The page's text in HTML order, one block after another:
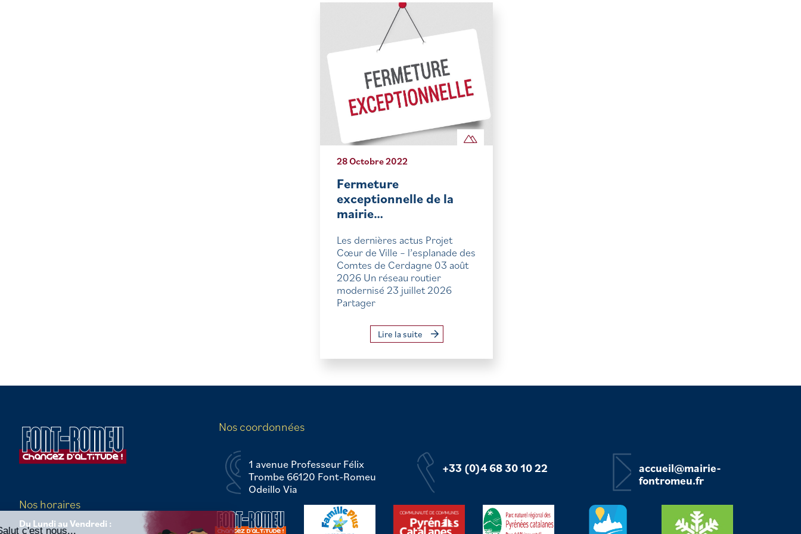
28 Octobre 2022
Fermeture
exceptionnelle de la
mairie…
Les dernières actus Projet
Cœur de Ville – l’esplanade des
Comtes de Cerdagne 03 août
2026 Un réseau routier
modernisé 23 juillet 2026
Partager
Lire la suite
Nos horaires
Du Lundi au Vendredi :
Nos coordonnées
1 avenue Professeur Félix
Trombe 66120 Font-Romeu
Odeillo Via
+33 (0)4 68 30 10 22
accueil@mairie-
fontromeu.fr
Salut c'est nous...